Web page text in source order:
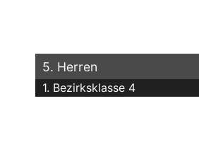
5. Herren
1. Bezirksklasse 4